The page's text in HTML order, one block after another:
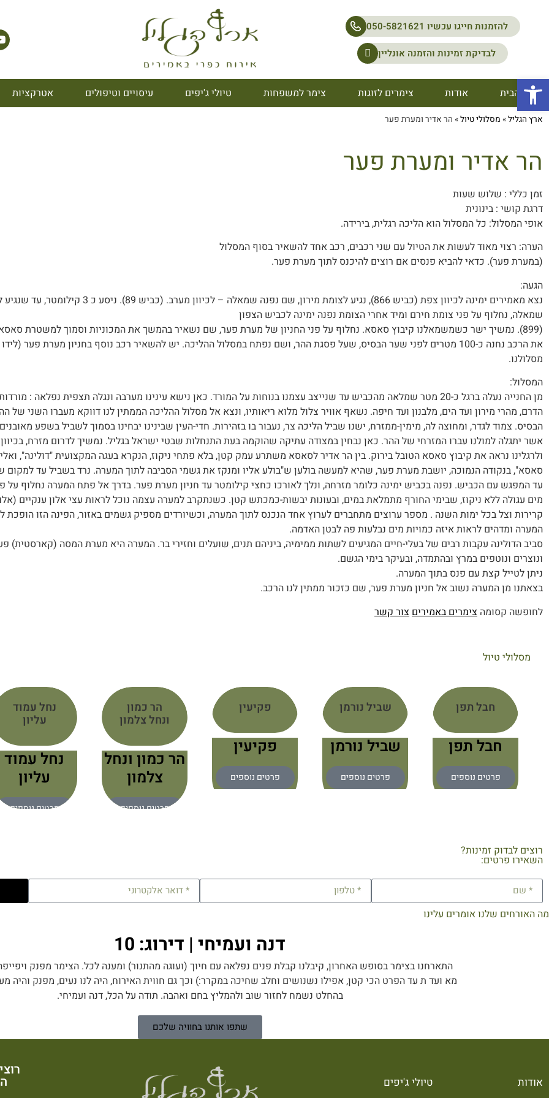
פתח סרגל נגישות
להזמנות חייגו עכשיו 050-5821621
לבדיקת זמינות והזמנה אונליין
דף הבית אודות צימרים לזוגות צימר למשפחות טיולי ג'יפים עיסויים וטיפולים אטרקציות
ארץ הגליל» מסלולי טיול» הר אדיר ומערת פער
הר אדיר ומערת פער
זמן כללי : שלוש שעות
דרגת קושי : בינונית
אופי המסלול: כל המסלול הוא הליכה רגלית, בירידה.
הערה: רצוי מאוד לעשות את הטיול עם שני רכבים, רכב אחד להשאיר בסוף המסלול
(במערת פער). כדאי להביא פנסים אם רוצים להיכנס לתוך מערת פער.
הגעה:
נצא מאמירים ימינה לכיוון צפת (כביש 866), נגיע לצומת
שמאלה, נחלוף על פני צומת חירם ומיד אחרי הצומת נפנה ימינה לכביש הצפון
(899). נמשיך ישר כשמשמאלנו קיבוץ סאסא. נחלוף על פני החניון של מערת פער, שם נשאיר בהמשך את המכוניות וסמוך למשטרת סאסא, פונים דרומה (שמאלה) להר אדיר.
את הרכב נחנה כ-100 מטרים לפני שער הבסיס, שעל פסגת ההר, ושם נפתח במסלול ההליכה. יש להשאיר רכב נוסף בחניון מערת פער
מסלולנו.
המסלול:
מן החנייה נעלה ברגל כ-20 מטר שמלאה מהכביש עד שנייצב עצמנו בנוחות על המורד. כאן נישא עינינו מערבה ונגלה תצפית נפלאה :
הדרם, מהרי מירון ועד הים, מלבנון ועד חיפה. נשאף אוויר צלול מלוא ריאותיו, ונצא אל מסלול ההליכה הממתין לנו דווקא מעברו השני
אשר יתגלה למולנו עברו המזרחי של ההר. כאן נבחין במצודה עתיקה שהוקמה בעת התנחלות שבטי ישראל בגליל. נמשיך לדרום מזרח,
ולרגלינו נראה את קיבוץ סאסא הטובל בירוק. בין הר אדיר לסאסא משתרע עמק קטן, בלא פתחי ניקוז, הנקרא בעגה המקצועית "דולינה",
סאסא", בנקודה הנמוכה, יושבת מערת פער, שהיא למעשה בולען ש"בולע אליו ומנקז את גשמי הסביבה לתוך המערה. נרד בשביל עד למקום
עד המפגש עם הכביש. נפנה בכביש ימינה כלומר מזרחה, ונלך לאורכו כחצי קילומטר עד חניון מערת פער. בדרך אל פתח המערה נחלוף על
מים עגולה ללא ניקוז, שבימי החורף מתמלאת במים, ובעונות יבשות-כמכתש קטן. כשנתקרב למערה עצמה נוכל לראות עצי אלון ענקיים
קרירות וצל בכל ימות השנה . מספר ערוצים מתחברים לערוץ אחד הנכנס לתוך המערה, וכשיורדים מספיק גשמים באזור, הפינה הזו הופכת
המערה ומדהים לראות איזה כמויות מים נבלעות פה לבטן האדמה.
סביב הדולינה עקבות רבים של בעלי-חיים המגיעים לשתות ממימיה, ביניהם תנים, שועלים וחזירי בר. המערה היא מערת המסה (קארסטית)
ונוצרים ונוטפים במרץ ובהתמדה, ובעיקר בימי הגשם.
ניתן לטייל קצת עם פנס בתוך המערה.
בצאתנו מן המערה נשוב אל חניון מערת פער, שם כזכור ממתין לנו הרכב.
לחופשה קסומה צימרים באמירים צור קשר
מסלולי טיול
חבל תפן
חבל תפן
פרטים נוספים
שביל נורמן
שביל נורמן
פרטים נוספים
פקיעין
פקיעין
פרטים נוספים
הר כמון
ונחל צלמון
הר כמון ונחל
צלמון
פרטים נוספים
נחל עמוד
עליון
נחל עמוד
עליון
פרטים נוספים
רוצים לבדוק זמינות?
השאירו פרטים:
מה האורחים שלנו אומרים עלינו
דנה ועמיחי | דירוג: 10
התארחנו בצימר בסופש האחרון, קיבלנו קבלת פנים נפלאה עם חיוך (ועוגה מהתנור) ומענה לכל. הצימר מפנק
מא ועד ת עד הפרט הכי קטן, אפילו נשנושים וחלב שחיכה במקרר:) וכך גם חווית האירוח, היה לנו נעים, מפנק והיה
בהחלט נשמח לחזור שוב ולהמליץ בחם ואהבה. תודה על הכל, דנה ועמיחי.
שתפו אותנו בחוויה שלכם
אודות טיולי ג'יפים